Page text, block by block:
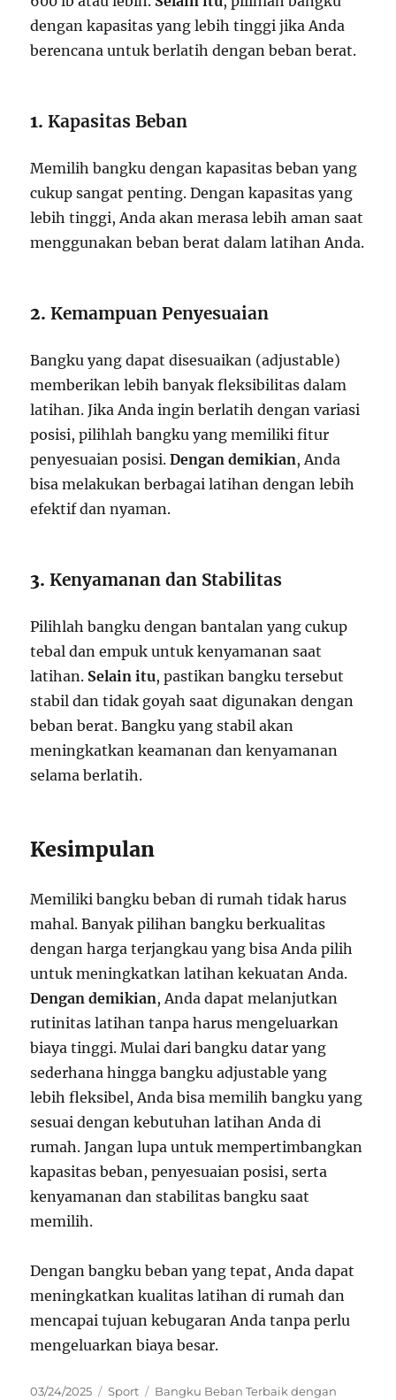
dengan kapasitas yang lebih tinggi jika Anda
berencana untuk berlatih dengan beban berat.
1.Kapasitas Beban
Memilih bangku dengan kapasitas beban yang
cukup sangat penting. Dengan kapasitas yang
lebih tinggi, Anda akan merasa lebih aman saat
menggunakan beban berat dalam latihan Anda.
2.Kemampuan Penyesuaian
Bangku yang dapat disesuaikan (adjustable)
memberikan lebih banyak fleksibilitas dalam
latihan. Jika Anda ingin berlatih dengan variasi
posisi, pilihlah bangku yang memiliki fitur
penyesuaian posisi.Dengan demikian, Anda
bisa melakukan berbagai latihan dengan lebih
efektif dan nyaman.
3.Kenyamanan dan Stabilitas
Pilihlah bangku dengan bantalan yang cukup
tebal dan empuk untuk kenyamanan saat
latihan. Selain itu, pastikan bangku tersebut
stabil dan tidak goyah saat digunakan dengan
beban berat. Bangku yang stabil akan
meningkatkan keamanan dan kenyamanan
selama berlatih.
Kesimpulan
Memiliki bangku beban di rumah tidak harus
mahal. Banyak pilihan bangku berkualitas
dengan harga terjangkau yang bisa Anda pilih
untuk meningkatkan latihan kekuatan Anda.
Dengan demikian, Anda dapat melanjutkan
rutinitas latihan tanpa harus mengeluarkan
biaya tinggi. Mulai dari bangku datar yang
sederhana hingga bangku adjustable yang
lebih fleksibel, Anda bisa memilih bangku yang
sesuai dengan kebutuhan latihan Anda di
rumah. Jangan lupa untuk mempertimbangkan
kapasitas beban, penyesuaian posisi, serta
kenyamanan dan stabilitas bangku saat
memilih.
Dengan bangku beban yang tepat, Anda dapat
meningkatkan kualitas latihan di rumah dan
mencapai tujuan kebugaran Anda tanpa perlu
mengeluarkan biaya besar.
Posted
03/24/2025 Categories
Sport Tags
Bangku Beban Terbaik dengan